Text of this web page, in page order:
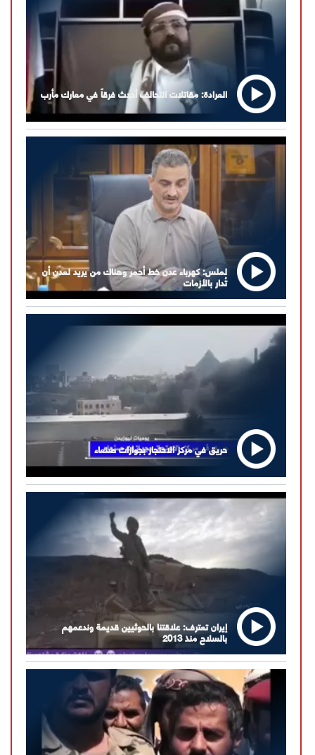
العرادة: مقاتلات التحالف أحدث فرقاً في معارك مأرب
لملس: كهرباء عدن خط أحمر وهناك من يريد لعدن أن
تُدار بالأزمات
حريق في مركز الاحتجاز بجوازات صنعاء
إيران تعترف: علاقتنا بالحوثيين قديمة وندعمهم
بالسلاح منذ 2013